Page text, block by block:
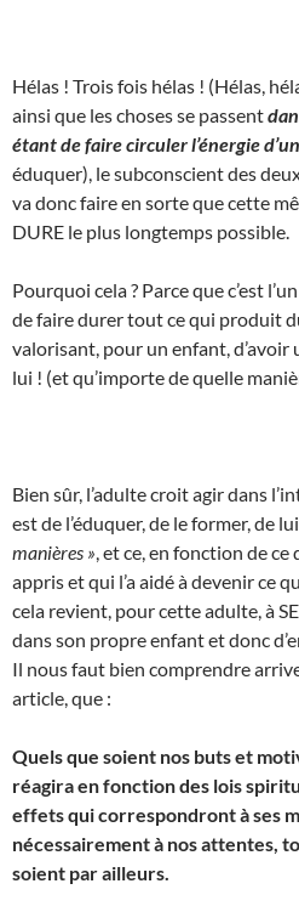
Hélas ! Trois fois hélas ! (Hélas,
ainsi que les choses se passent
étant de faire circuler l’énergie
éduquer), le subconscient des
va donc faire en sorte que cette
DURE le plus longtemps possible.
Pourquoi cela ? Parce que c’est
de faire durer tout ce qui produit
valorisant, pour un enfant, d’avoir
lui ! (et qu’importe de quelle
Bien sûr, l’adulte croit agir dans
est de l’éduquer, de le former, de
manières » , et ce, en fonction de
appris et qui l’a aidé à devenir ce
cela revient, pour cette adulte, à
dans son propre enfant et donc
Il nous faut bien comprendre
article, que :
Quels que soient nos buts et
réagira en fonction des lois
effets qui correspondront à ses
nécessairement à nos attentes,
soient par ailleurs.